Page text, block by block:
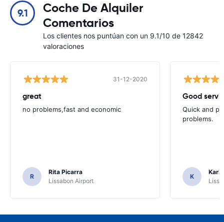
9.1
Coche De Alquiler
Comentarios
Los clientes nos puntúan con un 9.1/10 de 12842
valoraciones
31-12-2020
great
no problems,fast and economic
R
Rita Picarra
Lissabon Airport
Good
Quick and
problems.
K
Karl